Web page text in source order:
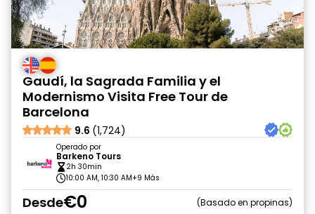
Gaudí, la Sagrada Familia y el
Modernismo Visita Free Tour de
Barcelona
9.6 (1,724)
Operado por
Barkeno Tours
2h 30min
10:00 AM, 10:30 AM+9 Más
Desde€0 Basado en propinas